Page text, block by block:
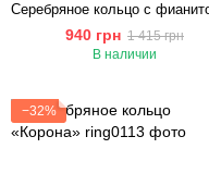
940 грн 1 415 грн
В наличии
−32%